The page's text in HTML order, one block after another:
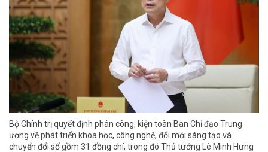
Bộ Chính trị quyết định phân công, kiện toàn Ban Chỉ đạo Trung
ương về phát triển khoa học, công nghệ, đổi mới sáng tạo và
chuyển đổi số gồm 31 đồng chí, trong đó Thủ tướng Lê Minh Hưng